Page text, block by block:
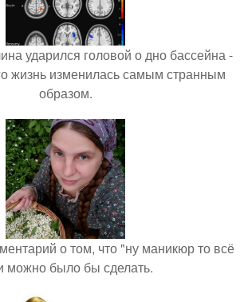
ударился головой о дно бассейна -
жизнь изменилась самым странным
образом.
о том, что "ну маникюр то всё
можно было бы сделать.